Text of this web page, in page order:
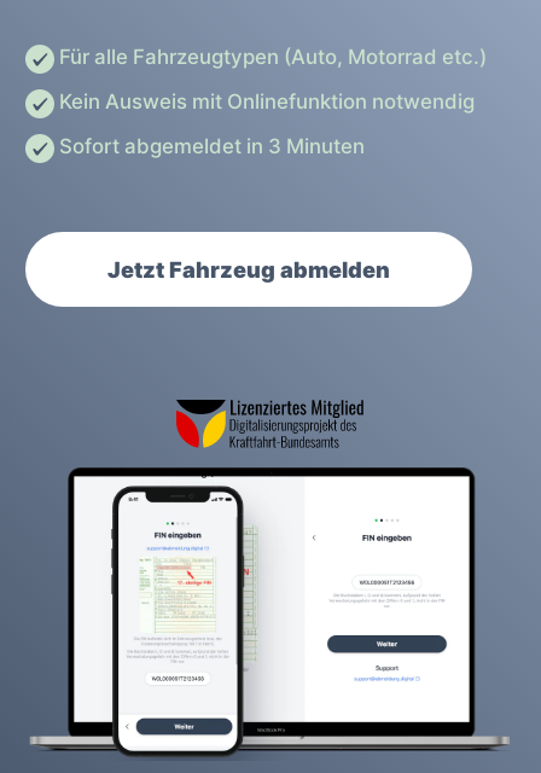
Für alle Fahrzeugtypen (Auto, Motorrad etc.)
Kein Ausweis mit Onlinefunktion notwendig
Sofort abgemeldet in 3 Minuten
Jetzt Fahrzeug abmelden